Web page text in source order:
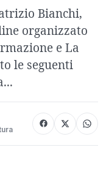
Bianchi,
organizzato
e La
le seguenti